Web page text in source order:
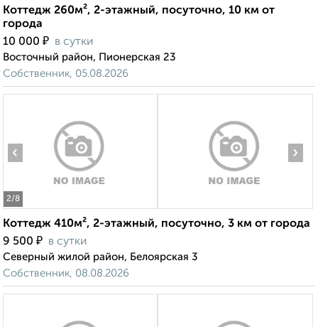
Коттедж 260м², 2-этажный, посуточно, 10 км от
города
10 000 ₽ в сутки
Восточный район, Пионерская 23
Собственник, 05.08.2026
2/8
‹ ›
Коттедж 410м², 2-этажный, посуточно, 3 км от города
9 500 ₽ в сутки
Северный жилой район, Белоярская 3
Собственник, 08.08.2026